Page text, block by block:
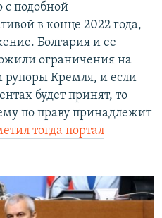
с подобной
в конце 2022 года,
Болгария и ее
ограничения на
Кремля, и если
будет принят, то
по праву принадлежит
тогда портал